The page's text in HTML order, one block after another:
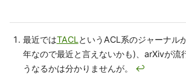
最近ではTACLというACL系のジャーナル
年なので最近と言えないかも)、arXivが流
うなるかは分かりませんが。 ↩